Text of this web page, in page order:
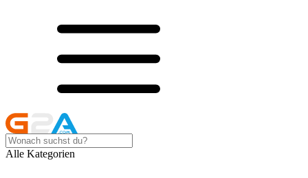
Alle Kategorien